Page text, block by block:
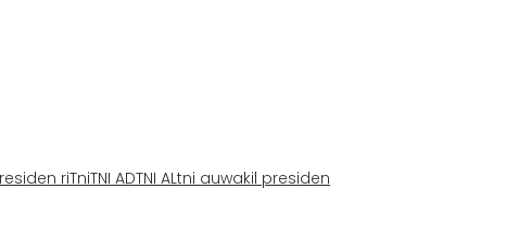
riTniTNI ADTNI ALtni auwakil presiden